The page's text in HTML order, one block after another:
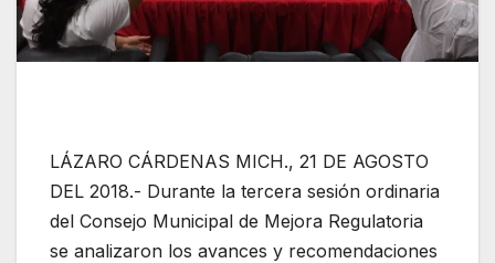
LÁZARO CÁRDENAS MICH., 21 DE AGOSTO
DEL 2018.- Durante la tercera sesión ordinaria
del Consejo Municipal de Mejora Regulatoria
se analizaron los avances y recomendaciones